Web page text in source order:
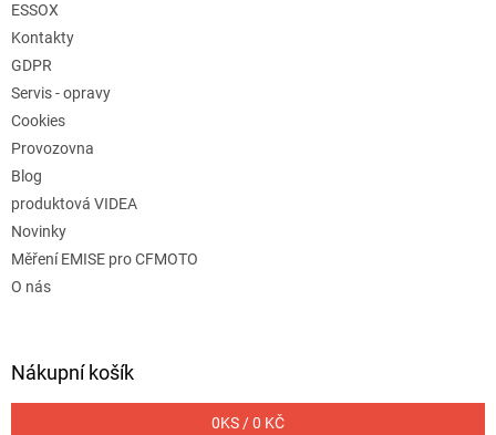
ESSOX
Kontakty
GDPR
Servis - opravy
Cookies
Provozovna
Blog
produktová VIDEA
Novinky
Měření EMISE pro CFMOTO
O nás
Nákupní košík
0KS /0 KČ